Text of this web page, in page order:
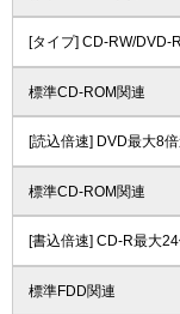
[タイプ] CD-RW/DVD-
標準CD-ROM関連
[読込倍速] DVD最大8
標準CD-ROM関連
[書込倍速] CD-R最大
標準FDD関連